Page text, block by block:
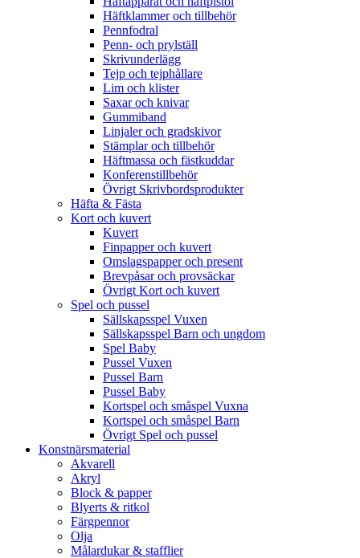
Häftklammer och tillbehör
Pennfodral
Penn- och prylställ
Skrivunderlägg
Tejp och tejphållare
Lim och klister
Saxar och knivar
Gummiband
Linjaler och gradskivor
Stämplar och tillbehör
Häftmassa och fästkuddar
Konferenstillbehör
Övrigt Skrivbordsprodukter
Häfta & Fästa
Kort och kuvert
Kuvert
Finpapper och kuvert
Omslagspapper och present
Brevpåsar och provsäckar
Övrigt Kort och kuvert
Spel och pussel
Sällskapsspel Vuxen
Sällskapsspel Barn och ungdom
Spel Baby
Pussel Vuxen
Pussel Barn
Pussel Baby
Kortspel och småspel Vuxna
Kortspel och småspel Barn
Övrigt Spel och pussel
Konstnärsmaterial
Akvarell
Akryl
Block & papper
Blyerts & ritkol
Färgpennor
Olja
Målardukar & stafflier